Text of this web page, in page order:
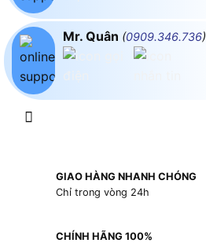
Mr. Quân (0909.346.736)
GIAO HÀNG NHANH CHÓNG
Chỉ trong vòng 24h
CHÍNH HÃNG 100%